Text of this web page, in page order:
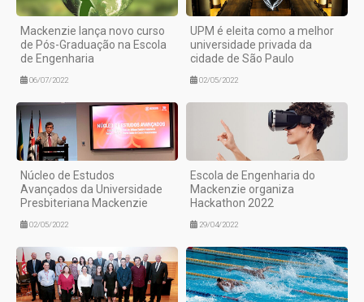
Mackenzie lança novo curso
de Pós-Graduação na Escola
de Engenharia
06/07/2022
UPM é eleita como a melhor
universidade privada da
cidade de São Paulo
02/05/2022
Núcleo de Estudos
Avançados da Universidade
Presbiteriana Mackenzie
02/05/2022
Escola de Engenharia do
Mackenzie organiza
Hackathon 2022
29/04/2022